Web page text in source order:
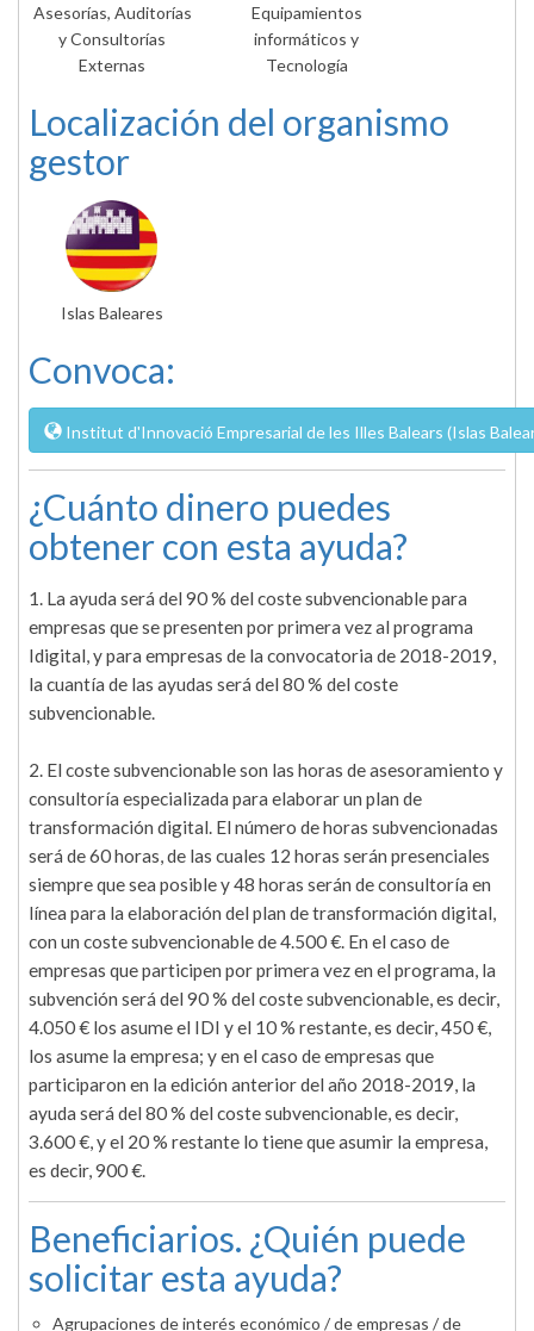
Asesorías, Auditorías
y Consultorías
Externas
Equipamientos
informáticos y
Tecnología
Localización del organismo
gestor
Islas Baleares
Convoca:
Institut d'Innovació Empresarial de les Illes Balears (Islas
¿Cuánto dinero puedes
obtener con esta ayuda?
1. La ayuda será del 90 % del coste subvencionable para
empresas que se presenten por primera vez al programa
Idigital, y para empresas de la convocatoria de 2018-2019,
la cuantía de las ayudas será del 80 % del coste
subvencionable.
2. El coste subvencionable son las horas de asesoramiento y
consultoría especializada para elaborar un plan de
transformación digital. El número de horas subvencionadas
será de 60 horas, de las cuales 12 horas serán presenciales
siempre que sea posible y 48 horas serán de consultoría en
línea para la elaboración del plan de transformación digital,
con un coste subvencionable de 4.500 €. En el caso de
empresas que participen por primera vez en el programa, la
subvención será del 90 % del coste subvencionable, es decir,
4.050 € los asume el IDI y el 10 % restante, es decir, 450 €,
los asume la empresa; y en el caso de empresas que
participaron en la edición anterior del año 2018-2019, la
ayuda será del 80 % del coste subvencionable, es decir,
3.600 €, y el 20 % restante lo tiene que asumir la empresa,
es decir, 900 €.
Beneficiarios. ¿Quién puede
solicitar esta ayuda?
Agrupaciones de interés económico / de empresas / de